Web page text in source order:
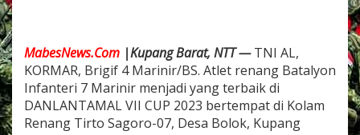
L
Y
O
N
N
MabesNews.Com |Kupang Barat, NTT —TNI AL,
KORMAR, Brigif 4 Marinir/BS. Atlet renang Batalyon
Infanteri 7 Marinir menjadi yang terbaik di
DANLANTAMAL VII CUP 2023 bertempat di Kolam
Renang Tirto Sagoro-07, Desa Bolok, Kupang